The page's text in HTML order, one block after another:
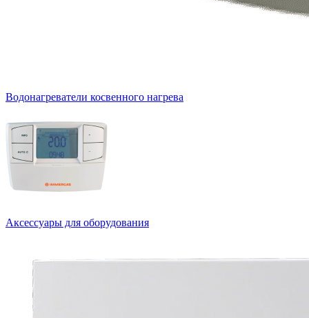
Водонагреватели косвенного нагрева
Аксессуары для оборудования